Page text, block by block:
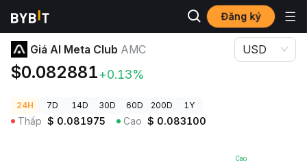
Đăng ký
Giá Tiền Điện Tử
Giá AI Meta Club AMC
$0.082881+0.13%
USD
24H 7D 14D 30D 60D 200D 1Y
Thấp $ 0.081975 Cao $ 0.083100